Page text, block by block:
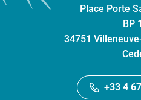
Place Porte
BP
34751
+33 4